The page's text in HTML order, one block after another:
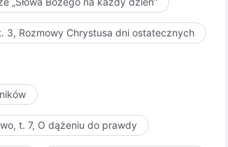
3, Rozmowy Chrystusa dni ostatecznych
t. 7, O dążeniu do prawdy